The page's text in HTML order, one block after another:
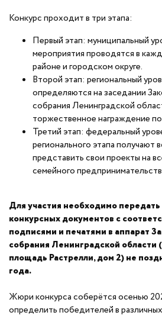
Конкурс проходит в три этапа:
Первый этап: муниципальный
мероприятия проводятся в
районе и городском округе.
Второй этап: региональный
определяются на заседании
собрания Ленинградской
торжественное награждение
Третий этап: федеральный
регионального этапа получают
представить свои проекты на
семейного
Для участия необходимо
конкурсных документов с
подписями и печатями в аппарат
собрания Ленинградской области
площадь Растрелли, дом 2) не
года.
Жюри конкурса соберётся осенью
определить победителей в